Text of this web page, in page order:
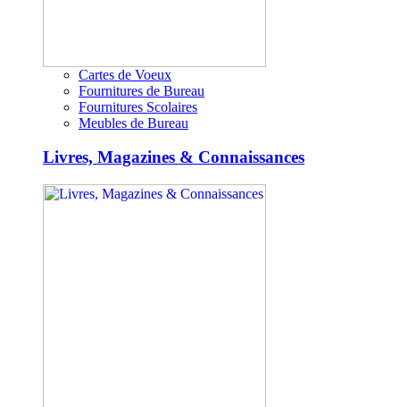
Cartes de Voeux
Fournitures de Bureau
Fournitures Scolaires
Meubles de Bureau
Livres, Magazines & Connaissances